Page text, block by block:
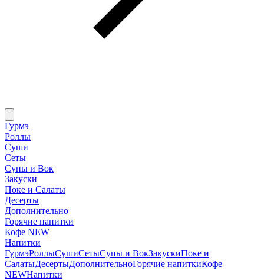
Гурмэ
Роллы
Суши
Сеты
Супы и Вок
Закуски
Поке и Салаты
Десерты
Дополнительно
Горячие напитки
Кофе NEW
Напитки
ГурмэРоллыСушиСетыСупы и ВокЗакускиПоке и
СалатыДесертыДополнительноГорячие напиткиКофе
NEWНапитки